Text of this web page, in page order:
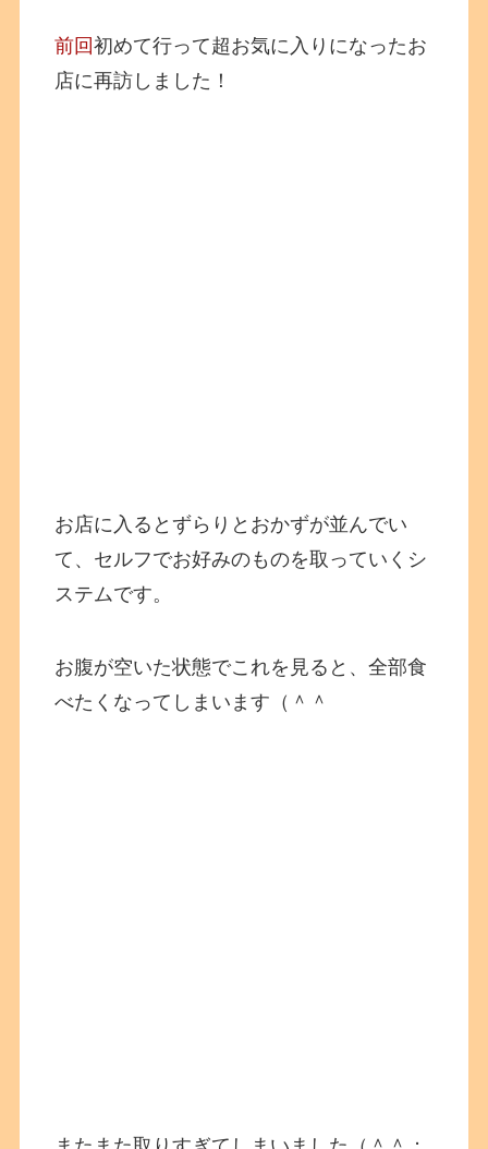
前回初めて行って超お気に入りになったお
店に再訪しました！
お店に入るとずらりとおかずが並んでい
て、セルフでお好みのものを取っていくシ
ステムです。
お腹が空いた状態でこれを見ると、全部食
べたくなってしまいます（＾＾